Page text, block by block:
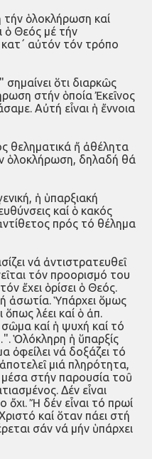
ὁλοκλήρωση καί
ὁ Θεός μέ τήν
κατ΄ αὐτόν τόν τρόπο
ὅτι διαρκῶς
στήν ὁποία Ἐκεῖνος
Αὐτή εἶναι ἡ ἔννοια
θεληματικά ἤ ἀθέλητα
ὁλοκλήρωση, δηλαδή θά
ἡ ὑπαρξιακή
καί ὁ κακός
πρός τό θέλημα
νά ἀντιστρατευθεῖ
τόν προορισμό του
ἔχει ὁρίσει ὁ Θεός.
ἀσωτία. Ὑπάρχει ὅμως
ὅπως λέει καί ὁ ἀπ.
καί ἡ ψυχή καί τό
Ὁλόκληρη ἡ ὕπαρξίς
ὀφείλει νά δοξάζει τό
μιά πληρότητα,
στήν παρουσία τοῦ
Δέν εἶναι
ὄχι. Ἤ δέν εἶναι τό πρωί
καί ὅταν πάει στή
σάν νά μήν ὑπάρχει